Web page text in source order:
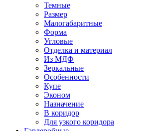
Темные
Размер
Малогабаритные
Форма
Угловые
Отделка и материал
Из МДФ
Зеркальные
Особенности
Купе
Эконом
Назначение
В коридор
Для узкого коридора